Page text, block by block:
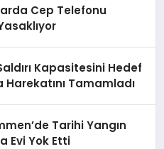
Cep Telefonu
Kapasitesini Hedef
Harekatını Tamamladı
Tarihi Yangın
Evi Yok Etti